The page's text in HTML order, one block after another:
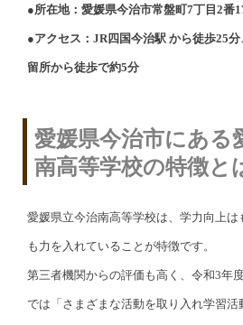
●所在地：愛媛県今治市常盤町7丁目2番
●アクセス：JR四国今治駅 から徒歩25
留所から徒歩で約5分
愛媛県今治市にある
南高等学校の特徴と
愛媛県立今治南高等学校は、学力向上は
も力を入れていることが特徴です。
第三者機関からの評価も高く、令和3年
では「さまざまな活動を取り入れ学習活